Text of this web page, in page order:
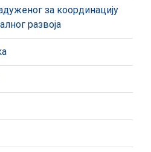
за координацију
развоја